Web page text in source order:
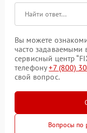
Вы можете
часто задаваемыми
сервисный центр
телефону+7 (800)
свой вопрос.
Вопросы по